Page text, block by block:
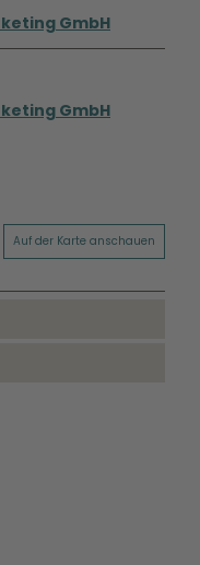
GmbH
GmbH
Auf der Karte anschauen